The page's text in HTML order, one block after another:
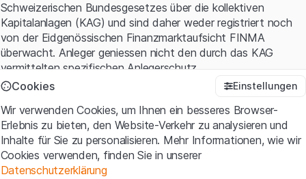
Schweizerischen Bundesgesetzes über die kollektiven
Kapitalanlagen (KAG) und sind daher weder registriert noch
von der Eidgenössischen Finanzmarktaufsicht FINMA
überwacht. Anleger geniessen nicht den durch das KAG
vermittelten spezifischen Anlegerschutz.
Mit dem Zugriff auf diese Website der Leonteq Securities AG
(die "Website") erklären Sie, dass Sie die rechtlichen
Informationen und die wichtigen Hinweise und
Nutzungsbedingungenverstanden haben und akzeptieren.
Wenn Sie mit den Nutzungsbedingungen nicht einverstanden
Cookies Einstellungen
Wir verwenden Cookies, um Ihnen ein besseres Browser-
Erlebnis zu bieten, den Website-Verkehr zu analysieren und
Inhalte für Sie zu personalisieren. Mehr Informationen, wie wir
Cookies verwenden, finden Sie in unserer
Datenschutzerklärung